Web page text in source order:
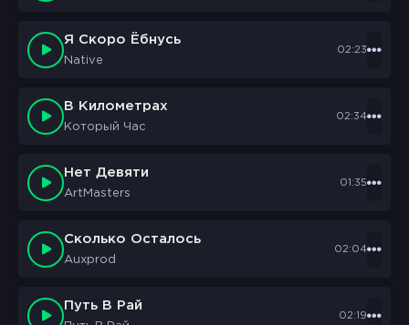
Я Скоро Ёбнусь
Native
02:23
В Километрах
Который Час
02:34
Нет Девяти
ArtMasters
01:35
Сколько Осталось
Auxprod
02:04
Путь В Рай
02:19